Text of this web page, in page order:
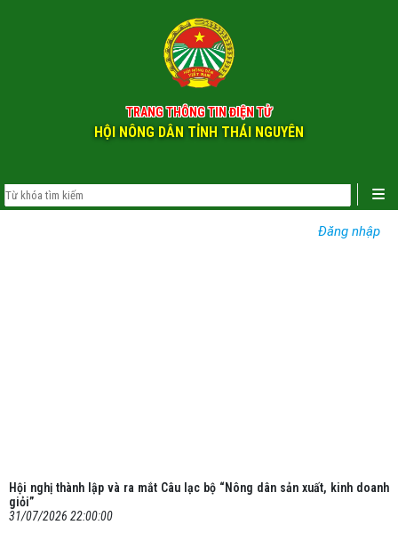
TRANG THÔNG TIN ĐIỆN TỬ
HỘI NÔNG DÂN TỈNH THÁI NGUYÊN
Đăng nhập
Hội nghị thành lập và ra mắt Câu lạc bộ “Nông dân sản xuất, kinh doanh
31/07/2026 22:00:00